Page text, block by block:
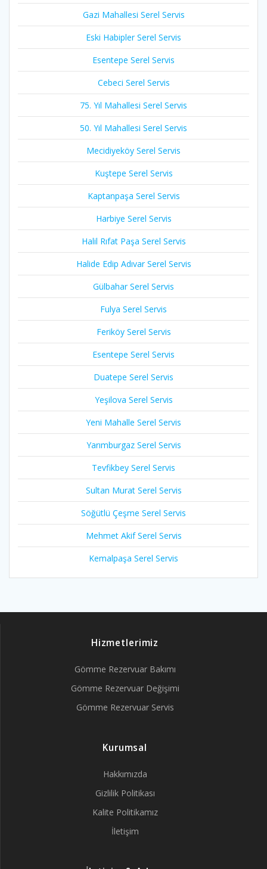
Gazi Mahallesi Serel Servis
Eski Habipler Serel Servis
Esentepe Serel Servis
Cebeci Serel Servis
75. Yıl Mahallesi Serel Servis
50. Yıl Mahallesi Serel Servis
Mecidiyeköy Serel Servis
Kuştepe Serel Servis
Kaptanpaşa Serel Servis
Harbiye Serel Servis
Halil Rıfat Paşa Serel Servis
Halide Edip Adıvar Serel Servis
Gülbahar Serel Servis
Fulya Serel Servis
Feriköy Serel Servis
Esentepe Serel Servis
Duatepe Serel Servis
Yeşilova Serel Servis
Yeni Mahalle Serel Servis
Yarımburgaz Serel Servis
Tevfikbey Serel Servis
Sultan Murat Serel Servis
Söğütlü Çeşme Serel Servis
Mehmet Akif Serel Servis
Kemalpaşa Serel Servis
Hizmetlerimiz
Gömme Rezervuar Bakımı
Gömme Rezervuar Değişimi
Gömme Rezervuar Servis
Kurumsal
Hakkımızda
Gizlilik Politikası
Kalite Politikamız
İletişim